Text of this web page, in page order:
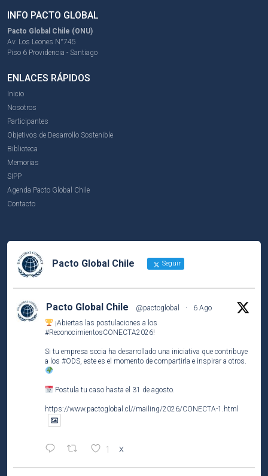
INFO PACTO GLOBAL
Pacto Global Chile (ONU)
Av. Los Leones N°745
Piso 6 Providencia - Santiago
ENLACES RÁPIDOS
Inicio
Nosotros
Participantes
Objetivos de Desarrollo Sostenible
Biblioteca
Memorias
SIPP
Agenda Pacto Global Chile
Contacto
Pacto Global Chile Seguir
Pacto Global Chile @pactoglobal ·
6 Ago
¡Abiertas las postulaciones a los
#ReconocimientosCONECTA2026!
Si tu empresa socia ha desarrollado una iniciativa que contribuye
a los #ODS , este es el momento de compartirla e inspirar a otros.
Postula tu caso hasta el 31 de agosto.
https://www.pactoglobal.cl//mailing/2026/CONECTA-1.html
1 X